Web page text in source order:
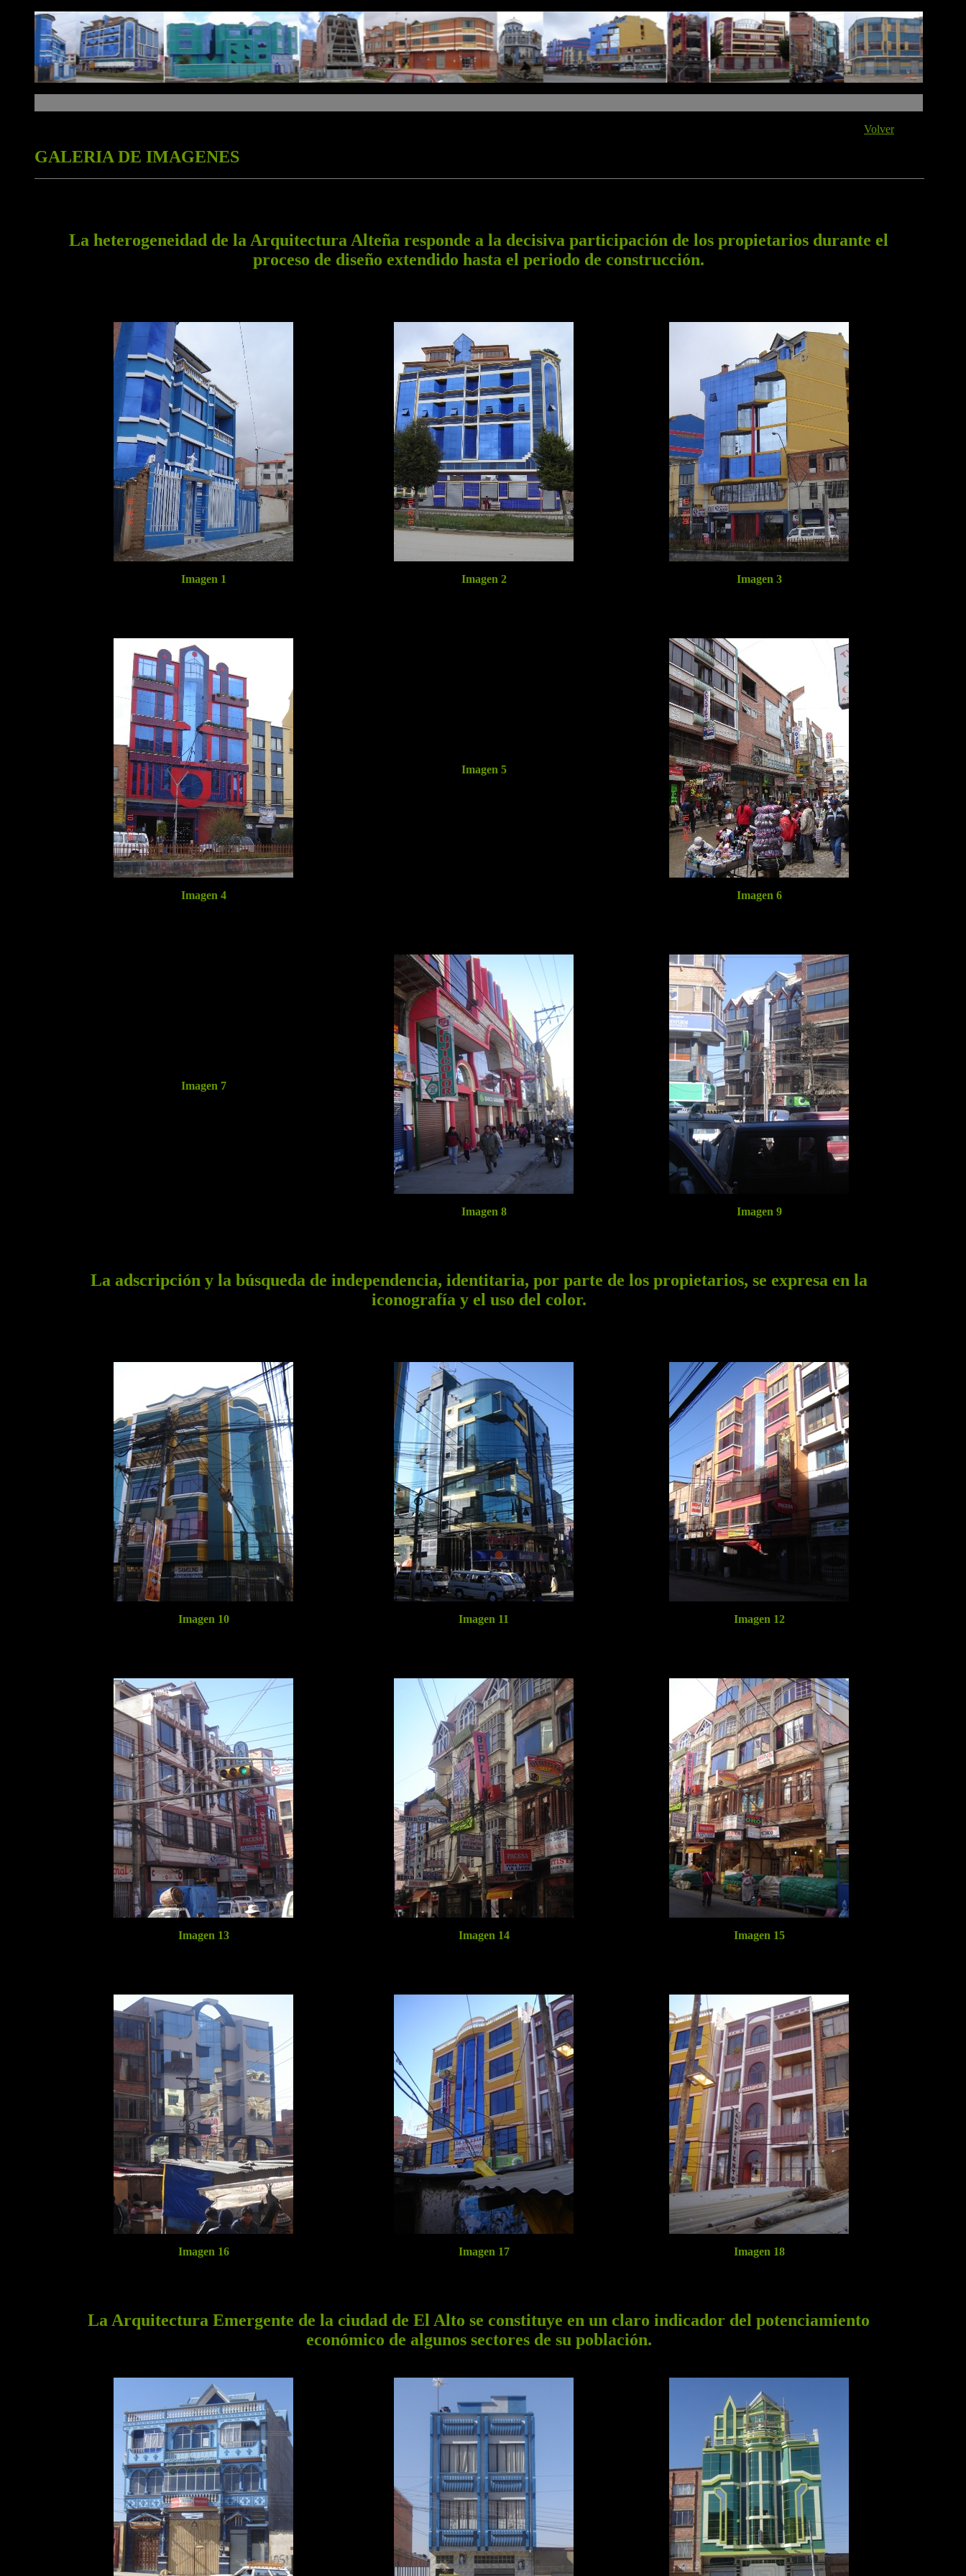
Volver
GALERIA DE IMAGENES
La heterogeneidad de la Arquitectura Alteña responde a la decisiva participación de los propietarios durante el
proceso de diseño extendido hasta el periodo de construcción.
Imagen 1 Imagen 2 Imagen 3
Imagen 4
Imagen 5
Imagen 6
Imagen 7
Imagen 8 Imagen 9
La adscripción y la búsqueda de independencia, identitaria, por parte de los propietarios, se expresa en la
iconografía y el uso del color.
Imagen 10 Imagen 11 Imagen 12
Imagen 13 Imagen 14 Imagen 15
Imagen 16 Imagen 17 Imagen 18
La Arquitectura Emergente de la ciudad de El Alto se constituye en un claro indicador del potenciamiento
económico de algunos sectores de su población.